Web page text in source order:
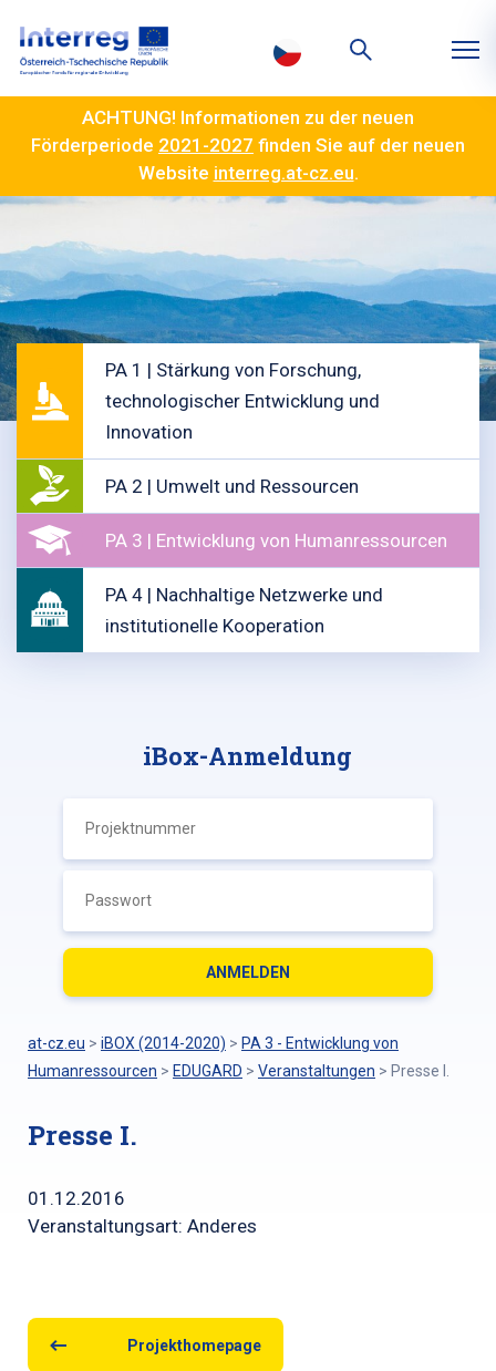
ACHTUNG! Informationen zu der neuen
Förderperiode 2021-2027 finden Sie auf der neuen
Website interreg.at-cz.eu.
PA 1 | Stärkung von Forschung,
technologischer Entwicklung und
Innovation
PA 2 | Umwelt und Ressourcen
PA 3 | Entwicklung von Humanressourcen
PA 4 | Nachhaltige Netzwerke und
institutionelle Kooperation
iBox-Anmeldung
at-cz.eu > iBOX (2014-2020) > PA 3 - Entwicklung von
Humanressourcen > EDUGARD > Veranstaltungen > Presse I.
Presse I.
01.12.2016
Veranstaltungsart: Anderes
Projekthomepage